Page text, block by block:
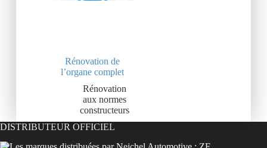
Rénovation de
l’organe complet
Rénovation
aux normes
constructeurs
DISTRIBUTEUR OFFICIEL